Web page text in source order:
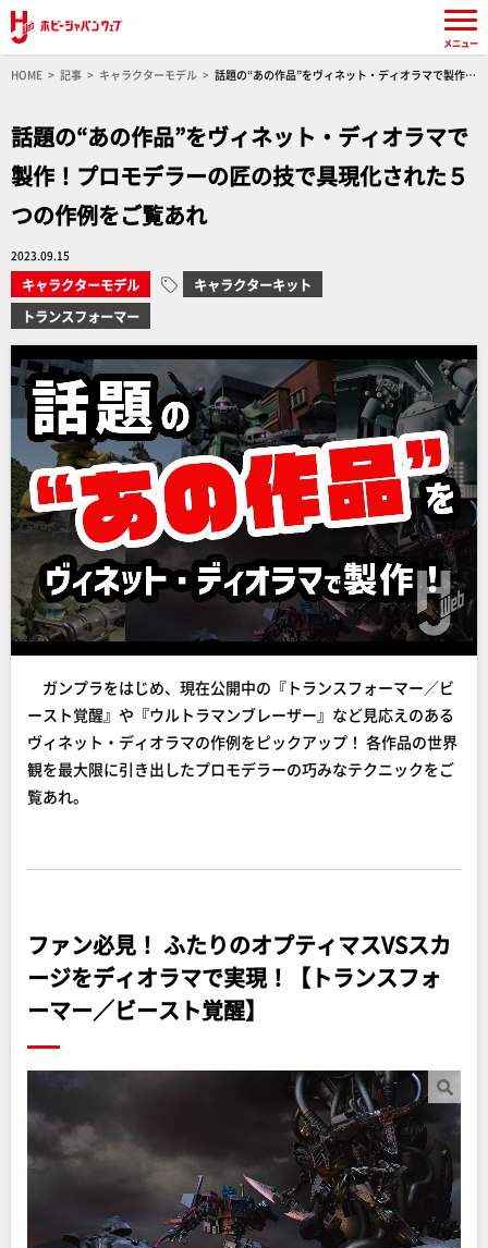
HOME 記事 キャラクターモデル
話題の“あの作品”をヴィネット・ディオラマで製作！
話題の“あの作品”をヴィネット・ディオラマで
製作！プロモデラーの匠の技で具現化された５
つの作例をご覧あれ
2023.09.15
キャラクターモデル
キャラクターキット
トランスフォーマー
ガンプラをはじめ、現在公開中の『トランスフォーマー／ビ
ースト覚醒』や『ウルトラマンブレーザー』など見応えのある
ヴィネット・ディオラマの作例をピックアップ！ 各作品の世界
観を最大限に引き出したプロモデラーの巧みなテクニックをご
覧あれ。
ファン必見！ ふたりのオプティマスVSスカ
ージをディオラマで実現！【トランスフォ
ーマー／ビースト覚醒】
メニュー